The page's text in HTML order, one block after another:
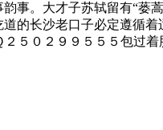
事。大才子苏轼留有“蒌
的长沙老口子必定遵循
５０２９９５５５包过